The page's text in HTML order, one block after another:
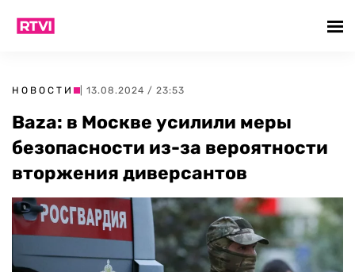
НОВОСТИ | 13.08.2024 / 23:53
Baza: в Москве усилили меры
безопасности из-за вероятности
вторжения диверсантов